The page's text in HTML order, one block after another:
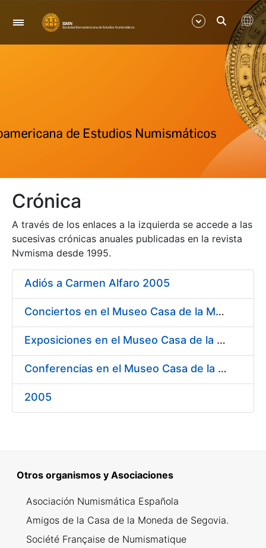
Navegación
Mostrar/Ocultar
Mostrar/Ocultar
Crónica
A través de los enlaces a la izquierda se accede a las
sucesivas crónicas anuales publicadas en la revista
Nvmisma desde 1995.
Adiós a Carmen Alfaro 2005
Conciertos en el Museo Casa de la Moneda 2005
Exposiciones en el Museo Casa de la Moneda 2005
Conferencias en el Museo Casa de la Moneda 2005
2005
Otros organismos y Asociaciones
Asociación Numismática Española
Amigos de la Casa de la Moneda de Segovia.
Société Française de Numismatique